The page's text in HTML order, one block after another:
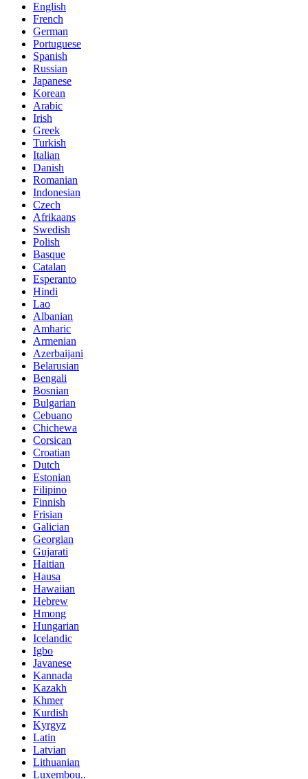
English
French
German
Portuguese
Spanish
Russian
Japanese
Korean
Arabic
Irish
Greek
Turkish
Italian
Danish
Romanian
Indonesian
Czech
Afrikaans
Swedish
Polish
Basque
Catalan
Esperanto
Hindi
Lao
Albanian
Amharic
Armenian
Azerbaijani
Belarusian
Bengali
Bosnian
Bulgarian
Cebuano
Chichewa
Corsican
Croatian
Dutch
Estonian
Filipino
Finnish
Frisian
Galician
Georgian
Gujarati
Haitian
Hausa
Hawaiian
Hebrew
Hmong
Hungarian
Icelandic
Igbo
Javanese
Kannada
Kazakh
Khmer
Kurdish
Kyrgyz
Latin
Latvian
Lithuanian
Luxembou..